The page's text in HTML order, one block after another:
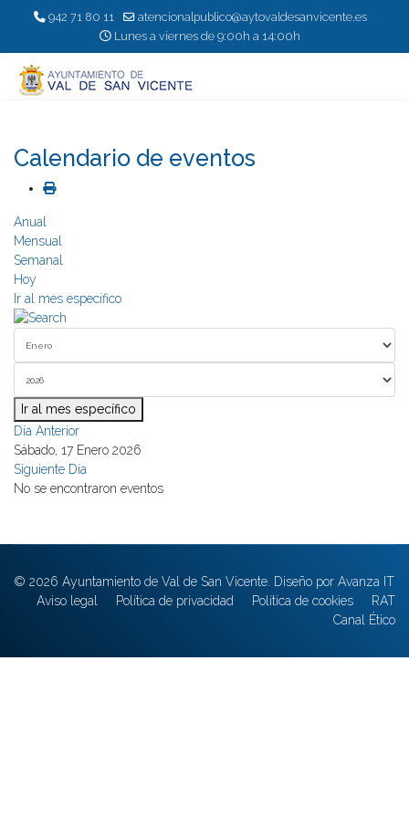
942 71 80 11
atencionalpublico@aytovaldesanvicente.es
Lunes a viernes de 9:00h a 14:00h
Calendario de eventos
Anual
Mensual
Semanal
Hoy
Ir al mes específico
Ir al mes específico
Día Anterior
Sábado, 17 Enero 2026
Siguiente Día
No se encontraron eventos
© 2026 Ayuntamiento de Val de San Vicente. Diseño por Avanza IT
Aviso legal
Política de privacidad Política de cookies
RAT
Canal Ético